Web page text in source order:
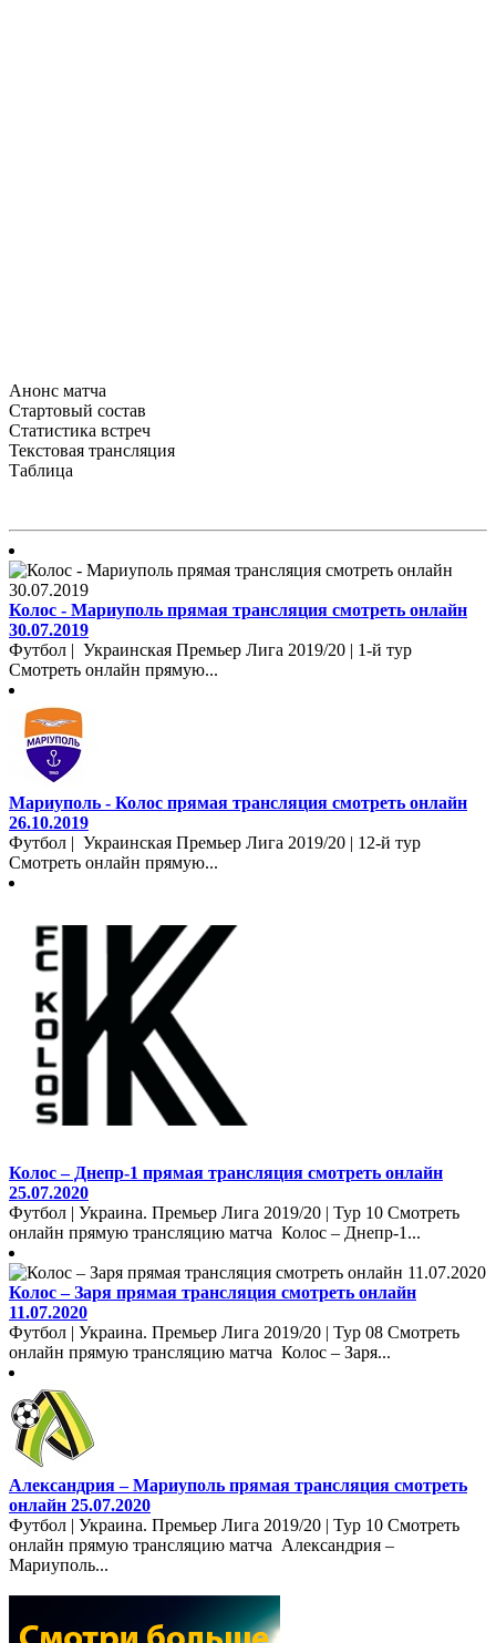
Анонс матча
Стартовый состав
Статистика встреч
Текстовая трансляция
Таблица
Колос - Мариуполь прямая трансляция смотреть онлайн
30.07.2019
Футбол | Украинская Премьер Лига 2019/20 | 1-й тур
Смотреть онлайн прямую...
Мариуполь - Колос прямая трансляция смотреть онлайн
26.10.2019
Футбол | Украинская Премьер Лига 2019/20 | 12-й тур
Смотреть онлайн прямую...
Колос – Днепр-1 прямая трансляция смотреть онлайн
25.07.2020
Футбол | Украина. Премьер Лига 2019/20 | Тур 10 Смотреть
онлайн прямую трансляцию матча Колос – Днепр-1...
Колос – Заря прямая трансляция смотреть онлайн
11.07.2020
Футбол | Украина. Премьер Лига 2019/20 | Тур 08 Смотреть
онлайн прямую трансляцию матча Колос – Заря...
Александрия – Мариуполь прямая трансляция смотреть
онлайн 25.07.2020
Футбол | Украина. Премьер Лига 2019/20 | Тур 10 Смотреть
онлайн прямую трансляцию матча Александрия –
Мариуполь...